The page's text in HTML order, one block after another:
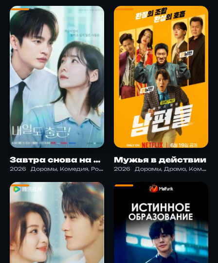
Завтра снова на работу!
2026 Дорамы, Комедия, Романтика
Мужья в действии
2026 Дорамы, Драма, Комедия, Криминал